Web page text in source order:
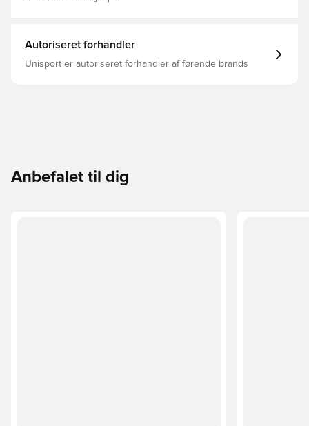
Autoriseret forhandler
Unisport er autoriseret forhandler af førende brands
Anbefalet til dig